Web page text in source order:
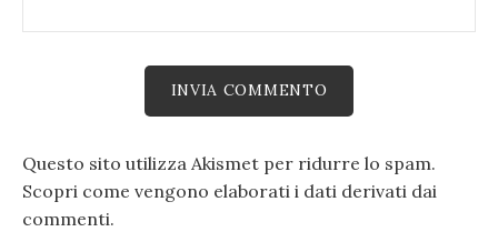
Questo sito utilizza Akismet per ridurre lo spam.
Scopri come vengono elaborati i dati derivati dai
commenti.